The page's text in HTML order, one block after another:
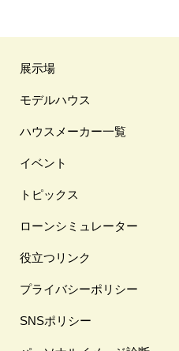
展示場
モデルハウス
ハウスメーカー一覧
イベント
トピックス
ローンシミュレーター
役立つリンク
プライバシーポリシー
SNSポリシー